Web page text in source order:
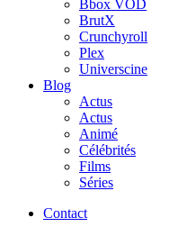
Bbox VOD
BrutX
Crunchyroll
Plex
Universcine
Blog
Actus
Actus
Animé
Célébrités
Films
Séries
Contact